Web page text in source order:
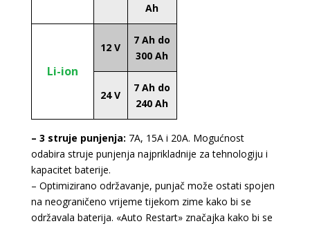
Ah
Li-ion
12 V
7 Ah do
300 Ah
24 V
7 Ah do
240 Ah
– 3 struje punjenja: 7A, 15A i 20A. Mogućnost
odabira struje punjenja najprikladnije za tehnologiju i
kapacitet baterije.
– Optimizirano održavanje, punjač može ostati spojen
na neograničeno vrijeme tijekom zime kako bi se
održavala baterija. «Auto Restart» značajka kako bi se